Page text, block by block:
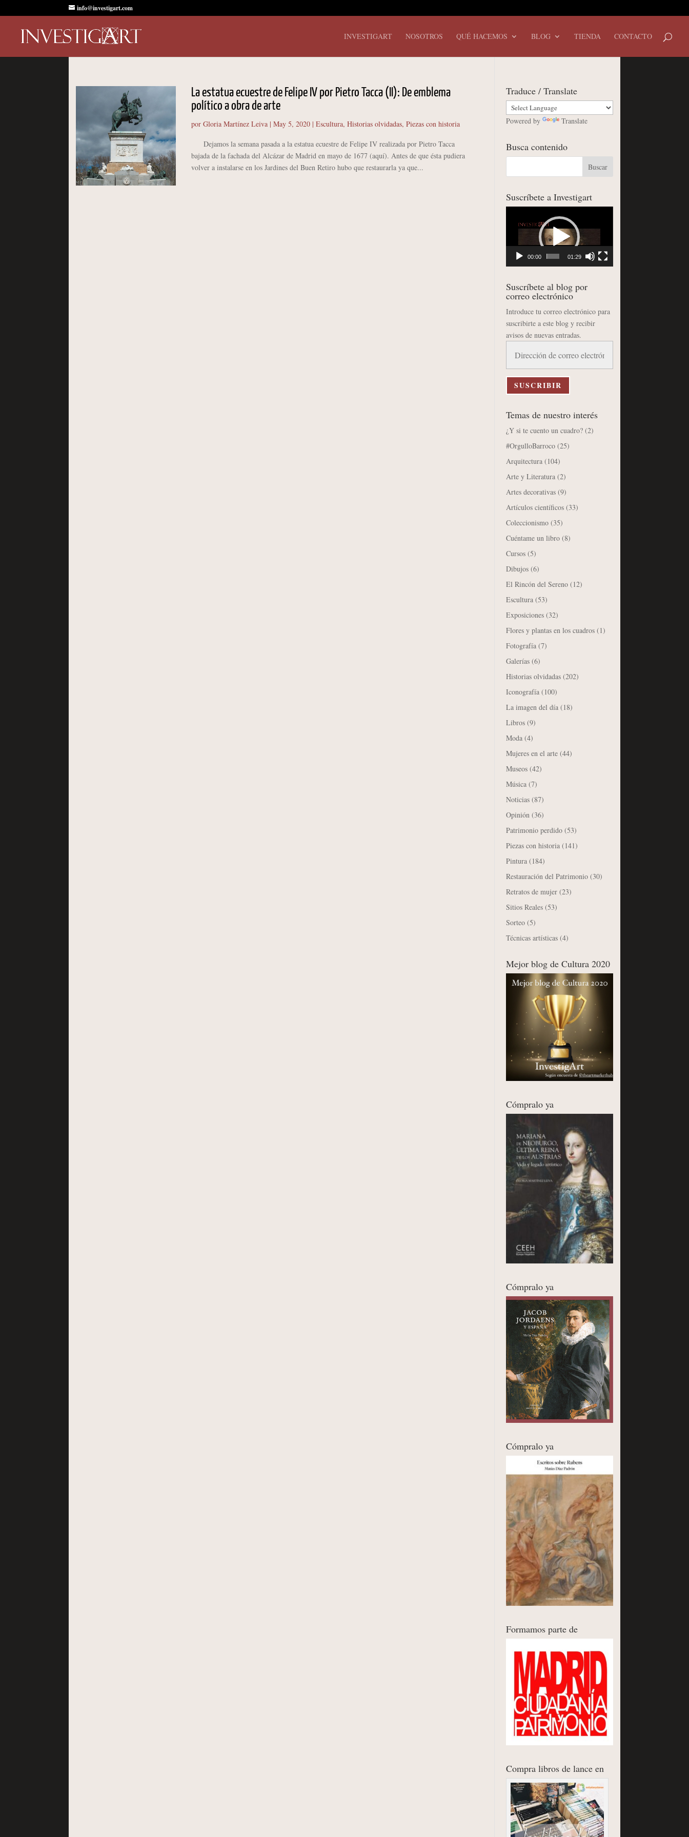
info@investigart.com
INVESTIGART NOSOTROS QUÉ HACEMOS BLOG TIENDA CONTACTO
La estatua ecuestre de Felipe IV por Pietro Tacca (II): De emblema
político a obra de arte
por Gloria Martínez Leiva| May 5, 2020| Escultura, Historias olvidadas, Piezas con historia
Dejamos la semana pasada a la estatua ecuestre de Felipe IV realizada por Pietro Tacca
bajada de la fachada del Alcázar de Madrid en mayo de 1677 (aquí). Antes de que ésta pudiera
volver a instalarse en los Jardines del Buen Retiro hubo que restaurarla ya que...
Traduce / Translate
Powered by Translate
Busca contenido
Suscríbete a Investigart
00:00 01:29
Suscríbete al blog por
correo electrónico
Introduce tu correo electrónico para
suscribirte a este blog y recibir
avisos de nuevas entradas.
correo
electrónico
SUSCRIBIR
Temas de nuestro interés
¿Y si te cuento un cuadro? (2)
#OrgulloBarroco (25)
Arquitectura (104)
Arte y Literatura (2)
Artes decorativas (9)
Artículos científicos (33)
Coleccionismo (35)
Cuéntame un libro (8)
Cursos (5)
Dibujos (6)
El Rincón del Sereno (12)
Escultura (53)
Exposiciones (32)
Flores y plantas en los cuadros (1)
Fotografía (7)
Galerías (6)
Historias olvidadas (202)
Iconografía (100)
La imagen del día (18)
Libros (9)
Moda (4)
Mujeres en el arte (44)
Museos (42)
Música (7)
Noticias (87)
Opinión (36)
Patrimonio perdido (53)
Piezas con historia (141)
Pintura (184)
Restauración del Patrimonio (30)
Retratos de mujer (23)
Sitios Reales (53)
Sorteo (5)
Técnicas artísticas (4)
Mejor blog de Cultura 2020
Cómpralo ya
Cómpralo ya
Cómpralo ya
Formamos parte de
Compra libros de lance en